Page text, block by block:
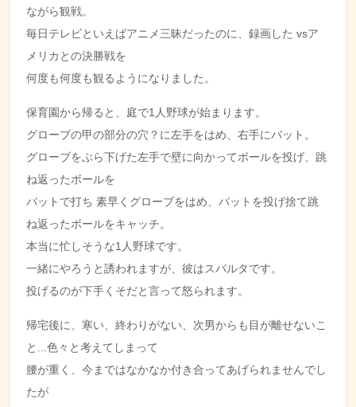
ながら観戦。
毎日テレビといえばアニメ三昧だったのに、録画した vsア
メリカとの決勝戦を
何度も何度も観るようになりました。
保育園から帰ると、庭で1人野球が始まります。
グローブの甲の部分の穴？に左手をはめ、右手にバット。
グローブをぶら下げた左手で壁に向かってボールを投げ、跳
ね返ったボールを
バットで打ち 素早くグローブをはめ、バットを投げ捨て跳
ね返ったボールをキャッチ。
本当に忙しそうな1人野球です。
一緒にやろうと誘われますが、彼はスパルタです。
投げるのが下手くそだと言って怒られます。
帰宅後に、寒い、終わりがない、次男からも目が離せないこ
と...色々と考えてしまって
腰が重く、今まではなかなか付き合ってあげられませんでし
たが